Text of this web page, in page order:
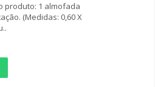
produto: 1 almofada
(Medidas: 0,60 X